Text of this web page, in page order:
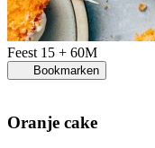
Feest 15 + 60M
Bookmarken
Oranje cake